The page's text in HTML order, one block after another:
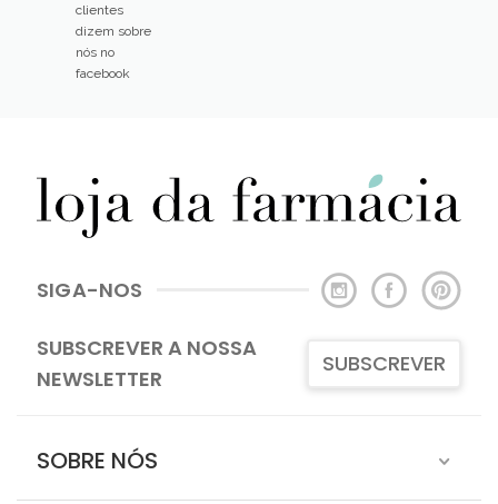
clientes
dizem sobre
nós no
facebook
SIGA-NOS
SUBSCREVER A NOSSA
NEWSLETTER
SUBSCREVER
SOBRE NÓS